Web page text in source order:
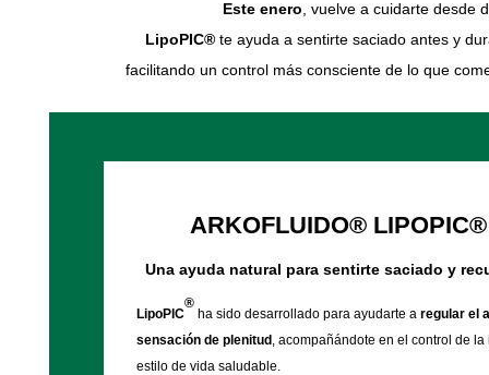
Este enero , vuelve a cuidarte desde
LipoPIC®te ayuda a sentirte saciado antes y
facilitando un control más consciente de lo que
ARKOFLUIDO®
Una ayuda natural para sentirte saciado y
LipoPIC
®
ha sido desarrollado para ayudarte a regular el
sensación de plenitud , acompañándote en el control de
estilo de vida saludable.